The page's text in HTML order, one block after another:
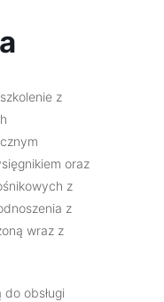
z
oraz
z
z
wraz z
obsługi